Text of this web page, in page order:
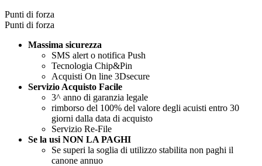
Punti di forza
Punti di forza
Massima sicurezza
SMS alert o notifica Push
Tecnologia Chip&Pin
Acquisti On line 3Dsecure
Servizio Acquisto Facile
3^ anno di garanzia legale
rimborso del 100% del valore degli acuisti entro 30
giorni dalla data di acquisto
Servizio Re-File
Se la usi NON LA PAGHI
Se superi la soglia di utilizzo stabilita non paghi il
canone annuo